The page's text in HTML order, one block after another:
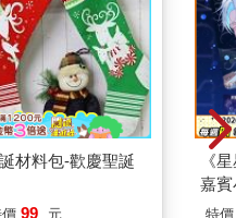
Points），做為我們和好菌
持家務，你會聯想到詹姆
的○○七探員，從Q先生那
特跑車。你將看到，如果家
以與正要發芽的黴菌抗衡；
和孩子在地上滾來滾去時，
植，經常有奇蹟般的結果。
材料包-歡慶聖誕
99 元
《
嘉
特價